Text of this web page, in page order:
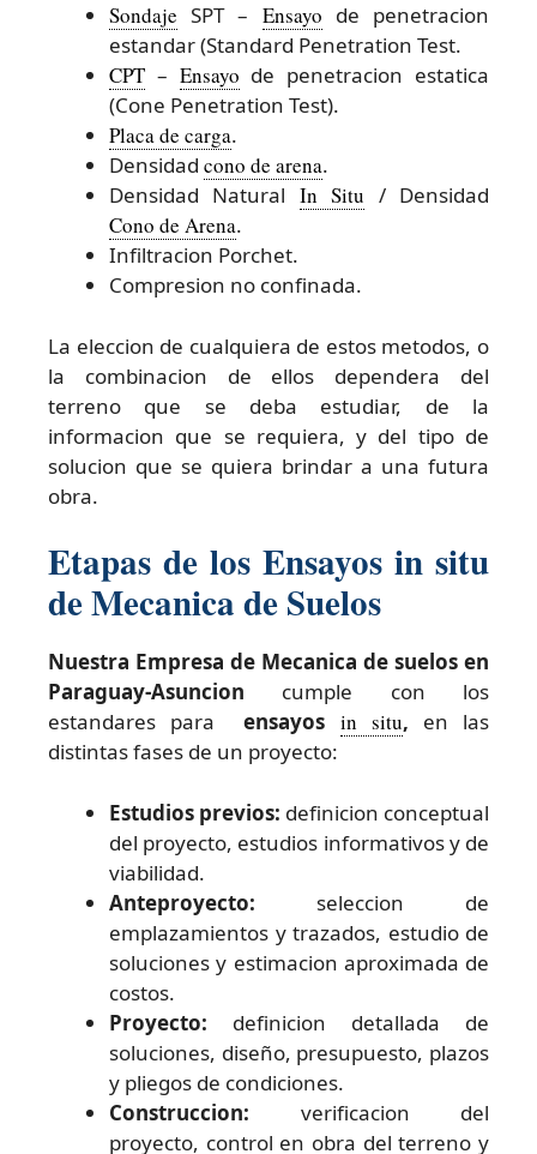
Sondaje SPT – Ensayo de penetracion
estandar (Standard Penetration Test.
CPT – Ensayo de penetracion estatica
(Cone Penetration Test).
Placa de carga.
Densidad cono de arena.
Densidad Natural In Situ / Densidad
Cono de Arena.
Infiltracion Porchet.
Compresion no confinada.
La eleccion de cualquiera de estos metodos, o
la combinacion de ellos dependera del
terreno que se deba estudiar, de la
informacion que se requiera, y del tipo de
solucion que se quiera brindar a una futura
obra.
Etapas de los Ensayos in situ
de Mecanica de Suelos
Nuestra Empresa de Mecanica de suelos en
Paraguay-Asuncion cumple con los
estandares para
ensayos in situ, en las
distintas fases de un proyecto:
Estudios previos: definicion conceptual
del proyecto, estudios informativos y de
viabilidad.
Anteproyecto: seleccion de
emplazamientos y trazados, estudio de
soluciones y estimacion aproximada de
costos.
Proyecto: definicion detallada de
soluciones, diseño, presupuesto, plazos
y pliegos de condiciones.
Construccion: verificacion del
proyecto, control en obra del terreno y